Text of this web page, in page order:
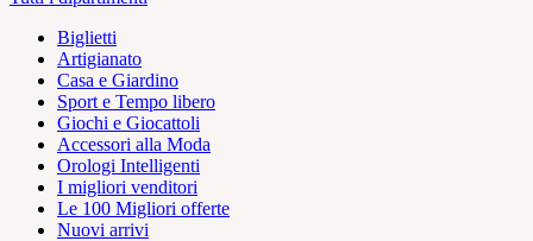
Biglietti
Artigianato
Casa e Giardino
Sport e Tempo libero
Giochi e Giocattoli
Accessori alla Moda
Orologi Intelligenti
I migliori venditori
Le 100 Migliori offerte
Nuovi arrivi